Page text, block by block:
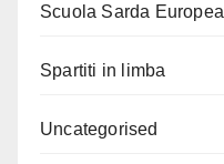
Scuola Sarda Europea
Spartiti in limba
Uncategorised